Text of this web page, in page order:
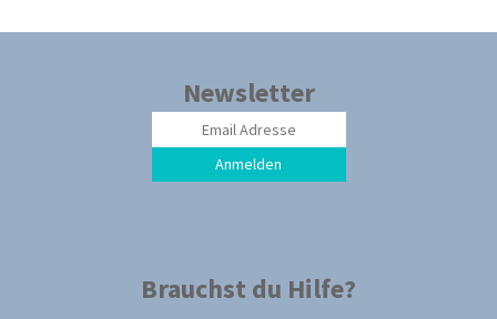
Newsletter
Anmelden
Brauchst du Hilfe?